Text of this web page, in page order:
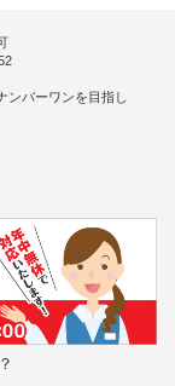
ンバーワンを目指し